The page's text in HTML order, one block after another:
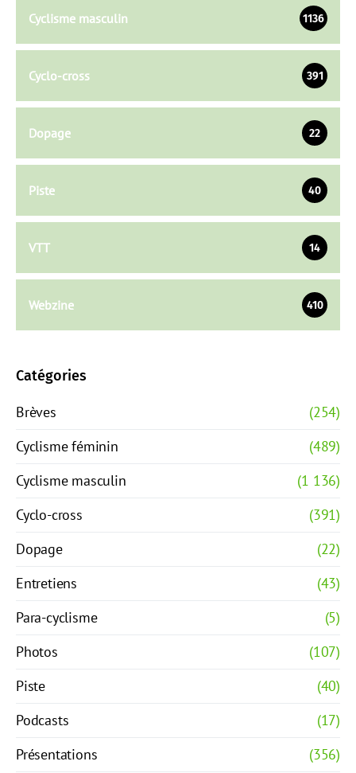
Cyclisme masculin 1136
Cyclo-cross 391
Dopage 22
Piste 40
VTT 14
Webzine 410
Catégories
Brèves
(254)
Cyclisme féminin
(489)
Cyclisme masculin
(1 136)
Cyclo-cross
(391)
Dopage
(22)
Entretiens
(43)
Para-cyclisme
(5)
Photos
(107)
Piste
(40)
Podcasts
(17)
Présentations
(356)